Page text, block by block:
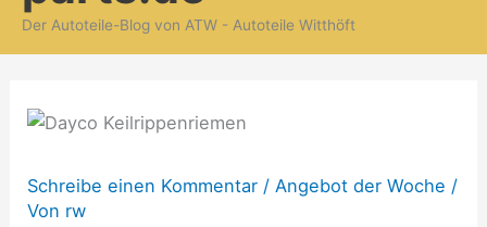
Der Autoteile-Blog von ATW - Autoteile Witthöft
Schreibe einen Kommentar / Angebot der Woche /
Von rw